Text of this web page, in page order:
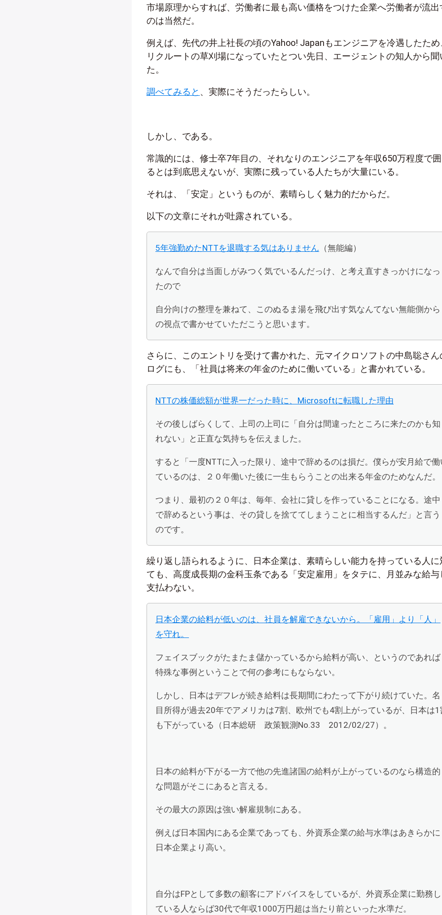
市場原理からすれば、労働者に最も高い価格をつけた企業へ労働者が流出
のは当然だ。
例えば、先代の井上社長の頃のYahoo! Japanもエンジニアを冷遇したため
リクルートの草刈場になっていたとつい先日、エージェントの知人から聞
た。
調べてみると 、実際にそうだったらしい。
しかし、である。
常識的には、修士卒7年目の、それなりのエンジニアを年収650万程度で
るとは到底思えないが、実際に残っている人たちが大量にいる。
それは、「安定」というものが、素晴らしく魅力的だからだ。
以下の文章にそれが吐露されている。
5年強勤めたNTTを退職する気はありません （無能編）
なんで自分は当面しがみつく気でいるんだっけ、と考え直すきっかけになっ
たので
自分向けの整理を兼ねて、このぬるま湯を飛び出す気なんてない無能側から
の視点で書かせていただこうと思います。
さらに、このエントリを受けて書かれた、元マイクロソフトの中島聡さん
ログにも、「社員は将来の年金のために働いている」と書かれている。
NTTの株価総額が世界一だった時に、Microsoftに転職した理由
その後しばらくして、上司の上司に「自分は間違ったところに来たのかも知
れない」と正直な気持ちを伝えました。
すると「一度NTTに入った限り、途中で辞めるのは損だ。僕らが安月給で働
ているのは、２０年働いた後に一生もらうことの出来る年金のためなんだ。
つまり、最初の２０年は、毎年、会社に貸しを作っていることになる。途中
で辞めるという事は、その貸しを捨ててしまうことに相当するんだ」と言う
のです。
繰り返し語られるように、日本企業は、素晴らしい能力を持っている人に
ても、高度成長期の金科玉条である「安定雇用」をタテに、月並みな給与
支払わない。
日本企業の給料が低いのは、社員を解雇できないから。「雇用」より「人」
を守れ。
フェイスブックがたまたま儲かっているから給料が高い、というのであれば
特殊な事例ということで何の参考にもならない。
しかし、日本はデフレが続き給料は長期間にわたって下がり続けていた。名
目所得が過去20年でアメリカは7割、欧州でも4割上がっているが、日本は1
も下がっている（日本総研 政策観測No.33 2012/02/27）。
日本の給料が下がる一方で他の先進諸国の給料が上がっているのなら構造的
な問題がそこにあると言える。
その最大の原因は強い解雇規制にある。
例えば日本国内にある企業であっても、外資系企業の給与水準はあきらかに
日本企業より高い。
自分はFPとして多数の顧客にアドバイスをしているが、外資系企業に勤務し
ている人ならば30代で年収1000万円超は当たり前といった水準だ。